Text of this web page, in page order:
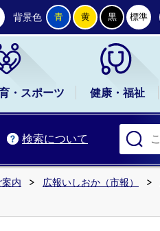
ページ
背景色 青 黄 黒 標準
・スポーツ 健康・福祉
検索について
内 広報いしおか（市報）